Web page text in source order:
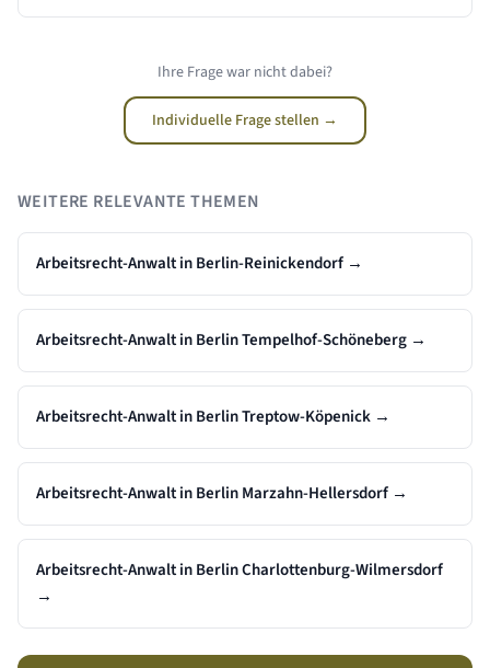
Ihre Frage war nicht dabei?
Individuelle Frage stellen →
WEITERE RELEVANTE THEMEN
Arbeitsrecht-Anwalt in Berlin-Reinickendorf →
Arbeitsrecht-Anwalt in Berlin Tempelhof-Schöneberg →
Arbeitsrecht-Anwalt in Berlin Treptow-Köpenick →
Arbeitsrecht-Anwalt in Berlin Marzahn-Hellersdorf →
Arbeitsrecht-Anwalt in Berlin Charlottenburg-Wilmersdorf
→